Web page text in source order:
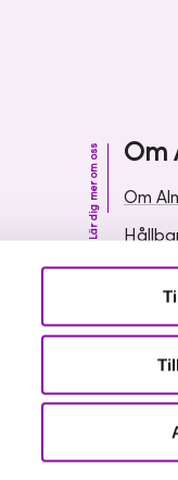
Om
Lär dig mer om oss
Om
Media